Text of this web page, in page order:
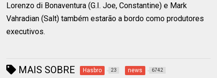
Lorenzo di Bonaventura (G.I. Joe, Constantine) e Mark
Vahradian (Salt) também estarão a bordo como produtores
executivos.
MAIS SOBRE Hasbro 23 news 6742